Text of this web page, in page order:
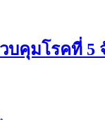
คุมโรคที่ 5